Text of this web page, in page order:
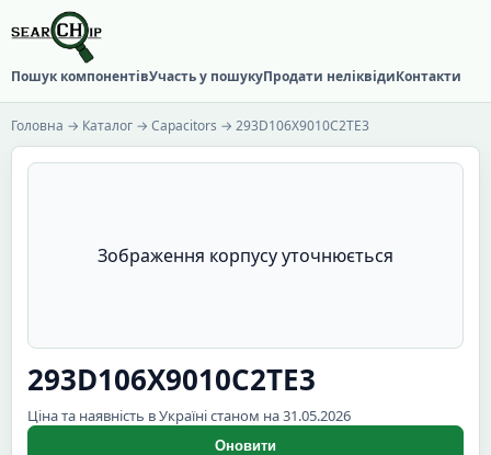
Пошук компонентівУчасть у пошукуПродати неліквідиКонтакти
Головна → Каталог → Capacitors → 293D106X9010C2TE3
Зображення корпусу уточнюється
293D106X9010C2TE3
Ціна та наявність в Україні станом на 31.05.2026
Оновити